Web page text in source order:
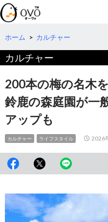
検
索
コ
テ
ツ
へ
動
ホーム > カルチャー
カルチャー
200本の梅の名木
鈴鹿の森庭園が一
アップも
カルチャー ライフスタイル 2026